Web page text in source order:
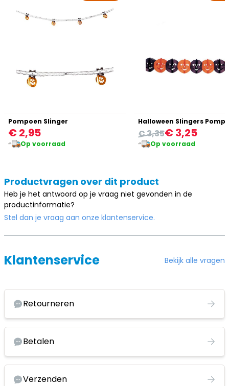
Pompoen Slinger
€ 2,95
Op voorraad
Halloween Slingers
€ 3,25
€ 3,35
Op voorraad
Productvragen over dit product
Heb je het antwoord op je vraag niet gevonden in de
productinformatie?
Stel dan je vraag aan onze klantenservice.
Klantenservice Bekijk alle vragen
Retourneren
Betalen
Verzenden